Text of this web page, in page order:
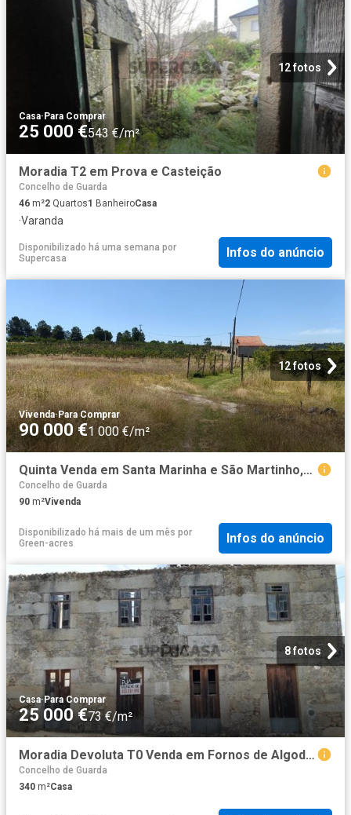
12 fotos
Casa· Para Comprar
25 000 €543 €/m²
Moradia T2 em Prova e Casteição
Concelho de Guarda
46 m²2 Quartos1 BanheiroCasa
·Varanda
Disponibilizado há uma semana por
Supercasa
Infos do anúncio
12 fotos
Vivenda·Para Comprar
90 000 €1 000 €/m²
Quinta Venda em Santa Marinha e São Martinho,Seia 90m² Santa Marinha e São Martinho
Concelho de Guarda
90 m²Vivenda
Disponibilizado há mais de um mês por
Green-acres
Infos do anúncio
8 fotos
Casa·Para Comprar
25 000 €73 €/m²
Moradia Devoluta T0 Venda em Fornos de Algodres,Fornos de Algodres
Concelho de Guarda
340 m²Casa